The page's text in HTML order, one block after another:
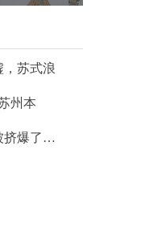
，苏式浪
州本
挤爆了…